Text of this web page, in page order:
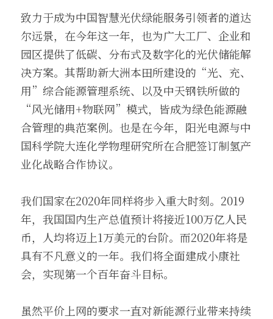
致力于成为中国智慧光伏绿能服务引领者的道达
尔远景，在今年这一年，也为广大工厂、企业和
园区提供了低碳、分布式及数字化的光伏储能解
决方案。其帮助新大洲本田所建设的“光、充、
用”综合能源管理系统、以及中天钢铁所做的
“风光储用+物联网”模式，皆成为绿色能源融
合管理的典范案例。也是在今年，阳光电源与中
国科学院大连化学物理研究所在合肥签订制氢产
业化战略合作协议。
我们国家在2020年同样将步入重大时刻。2019
年，我国国内生产总值预计将接近100万亿人民
币，人均将迈上1万美元的台阶。而2020年将是
具有不凡意义的一年。我们将全面建成小康社
会，实现第一个百年奋斗目标。
虽然平价上网的要求一直对新能源行业带来持续